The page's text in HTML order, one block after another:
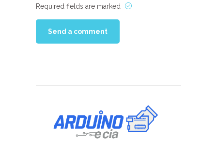
Required fields are marked